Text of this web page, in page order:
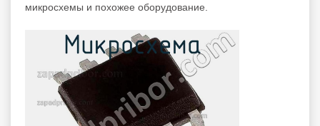
микросхемы и похожее оборудование.